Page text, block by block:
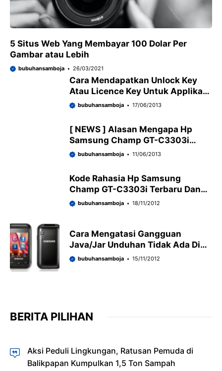
5 Situs Web Yang Membayar 100 Dolar Per
Gambar atau Lebih
bubuhansamboja 26/03/2021
Cara Mendapatkan Unlock Key
Atau Licence Key Untuk Applikasi
Ultra Mp3
bubuhansamboja 17/06/2013
[ NEWS ] Alasan Mengapa Hp
Samsung Champ GT-C3303i
Tidak Bisa Streaming
Dukung
bubuhansamboja 11/06/2013
Kode Rahasia Hp Samsung
Champ GT-C3303i Terbaru Dan
Terlengkap 2013
bubuhansamboja 18/11/2012
Cara Mengatasi Gangguan
Java/Jar Unduhan Tidak Ada Di
hp Samsung Champ GT-C3303i
bubuhansamboja 15/11/2012
BERITA PILIHAN
Aksi Peduli Lingkungan, Ratusan Pemuda di
Balikpapan Kumpulkan 1,5 Ton Sampah